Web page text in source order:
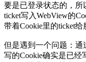
要是已登录状态的，
ticket写入WebView的
带着Cookie里的ticket给
但是遇到一个问题：通
写的Cookie确实是已经